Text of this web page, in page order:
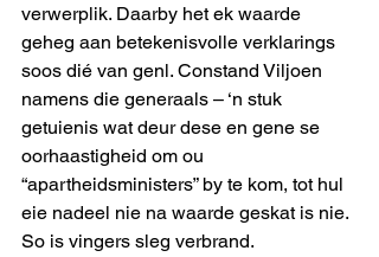
verwerplik. Daarby het ek waarde
geheg aan betekenisvolle verklarings
soos dié van genl. Constand Viljoen
namens die generaals – ‘n stuk
getuienis wat deur dese en gene se
oorhaastigheid om ou
“apartheidsministers” by te kom, tot hul
eie nadeel nie na waarde geskat is nie.
So is vingers sleg verbrand.